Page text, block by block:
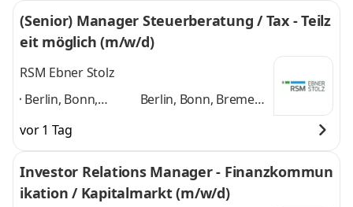
(Senior) Manager Steuerberatung / Tax - Teilz
eit möglich (m/w/d)
RSM Ebner Stolz
Berlin, Bonn,
Düsseldorf,
Frankfurt am Main,
Karlsruhe,
München,
Berlin, Bonn, Bremen,
München,
Ravensburg,
Reutlingenund 7
vor 1 Tag
Investor Relations Manager - Finanzkommun
ikation / Kapitalmarkt (m/w/d)